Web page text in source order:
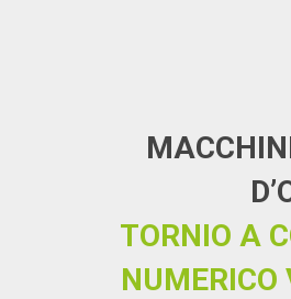
TORNIO A
NUMERICO